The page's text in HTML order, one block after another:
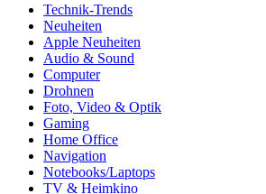
Technik-Trends
Neuheiten
Apple Neuheiten
Audio & Sound
Computer
Drohnen
Foto, Video & Optik
Gaming
Home Office
Navigation
Notebooks/Laptops
TV & Heimkino